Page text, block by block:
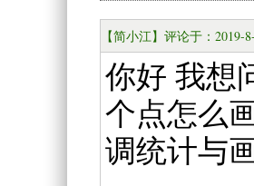
【简小江】评论于：
你好 我想
个点怎么
调统计与